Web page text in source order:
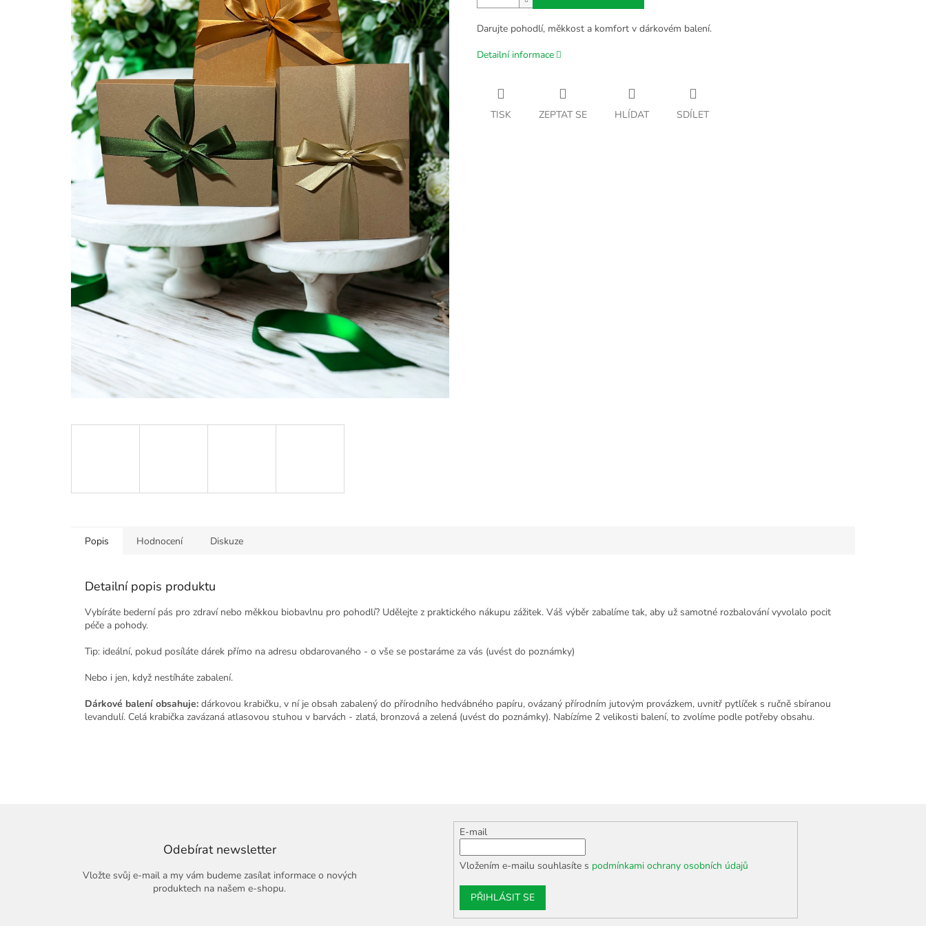
Darujte pohodlí, měkkost a komfort v dárkovém balení.
Detailní informace
TISK ZEPTAT SE HLÍDAT SDÍLET
Popis Hodnocení Diskuze
Detailní popis produktu
Vybíráte bederní pás pro zdraví nebo měkkou biobavlnu pro pohodlí? Udělejte z praktického nákupu zážitek. Váš výběr zabalíme tak, aby už samotné rozbalování vyvolalo pocit
péče a pohody.
Tip: ideální, pokud posíláte dárek přímo na adresu obdarovaného - o vše se postaráme za vás (uvést do poznámky)
Nebo i jen, když nestíháte zabalení.
Dárkové balení obsahuje: dárkovou krabičku, v ní je obsah zabalený do přírodního hedvábného papíru, ovázaný přírodním jutovým provázkem, uvnitř pytlíček s ručně sbíranou
levandulí. Celá krabička zavázaná atlasovou stuhou v barvách - zlatá, bronzová a zelená (uvést do poznámky). Nabízíme 2 velikosti balení, to zvolíme podle potřeby obsahu.
Odebírat newsletter
Vložte svůj e-mail a my vám budeme zasílat informace o nových
produktech na našem e-shopu.
E-mail
Vložením e-mailu souhlasíte s podmínkami ochrany osobních údajů
PŘIHLÁSIT SE